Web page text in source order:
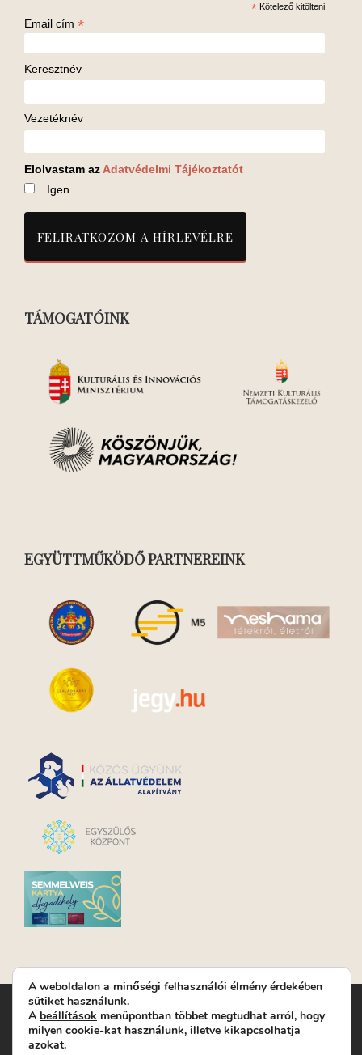
* Kötelező kitölteni
Email cím *
Keresztnév
Vezetéknév
Elolvastam az Adatvédelmi Tájékoztatót
Igen
TÁMOGATÓINK
EGYÜTTMŰKÖDŐ PARTNEREINK
Turay Ida Színház Közhasznú Nonprofit Kft. | Működési
helyszín: Turay Ida Színház 1089 Budapest, Kálvária tér 6. |
Levelezési cím: 1089 Budapest, Kálvária tér 14. | Titkárság:
A weboldalon a minőségi felhasználói élmény érdekében
sütiket használunk.
A beállítások menüpontban többet megtudhat arról, hogy
milyen cookie-kat használunk, illetve kikapcsolhatja
azokat.